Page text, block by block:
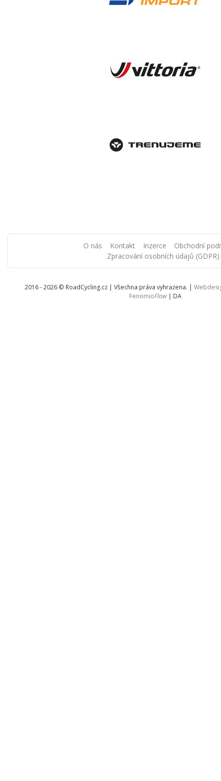
O nás Kontakt Inzerce
Obchodní
Zpracování osobních údajů (GDPR)
2016 - 2026 © RoadCycling.cz | Všechna práva vyhrazena. |
FenomioFlow | DA